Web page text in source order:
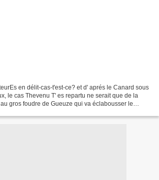
en délit-cas-t'est-ce? et d' aprés le Canard sous
le cas Thevenu T' es repartu ne serait que de la
gros foudre de Gueuze qui va éclabousser le